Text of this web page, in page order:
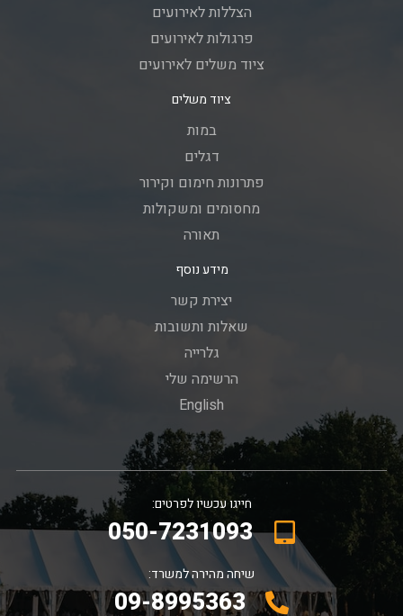
הצללות לאירועים
פרגולות לאירועים
ציוד משלים לאירועים
ציוד משלים
במות
דגלים
פתרונות חימום וקירור
מחסומים ומשקולות
תאורה
מידע נוסף
יצירת קשר
שאלות ותשובות
גלרייה
הרשימה שלי
English
חייגו עכשיו לפרטים:
050-7231093
שיחה מהירה למשרד:
09-8995363